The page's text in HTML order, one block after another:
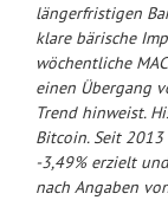
längerfristigen
klare bärische
wöchentliche
einen Übergang
Trend hinweist.
Bitcoin. Seit
-3,49% erzielt
nach Angaben